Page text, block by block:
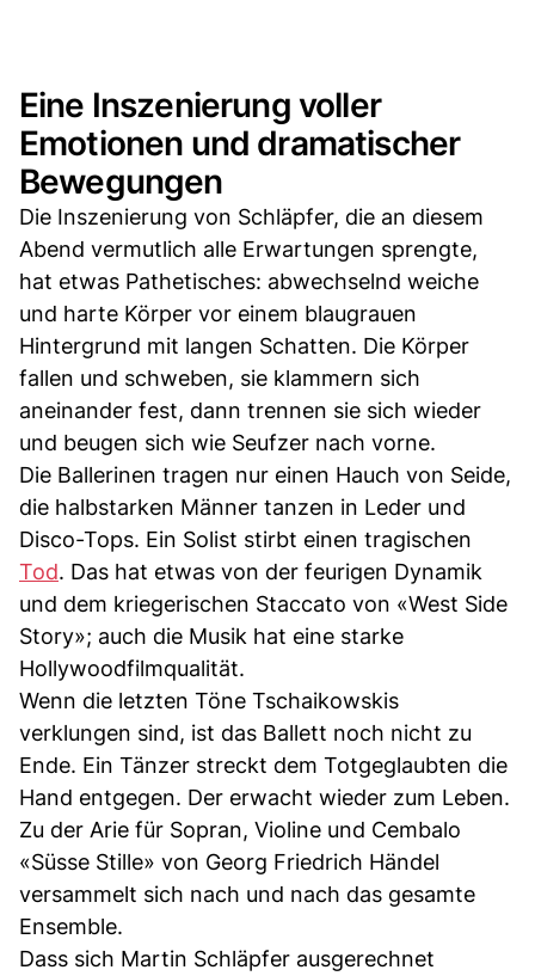
Eine Inszenierung voller
Emotionen und dramatischer
Bewegungen
Die Inszenierung von Schläpfer, die an diesem
Abend vermutlich alle Erwartungen sprengte,
hat etwas Pathetisches: abwechselnd weiche
und harte Körper vor einem blaugrauen
Hintergrund mit langen Schatten. Die Körper
fallen und schweben, sie klammern sich
aneinander fest, dann trennen sie sich wieder
und beugen sich wie Seufzer nach vorne.
Die Ballerinen tragen nur einen Hauch von Seide,
die halbstarken Männer tanzen in Leder und
Disco-Tops. Ein Solist stirbt einen tragischen
Tod. Das hat etwas von der feurigen Dynamik
und dem kriegerischen Staccato von «West Side
Story»; auch die Musik hat eine starke
Hollywoodfilmqualität.
Wenn die letzten Töne Tschaikowskis
verklungen sind, ist das Ballett noch nicht zu
Ende. Ein Tänzer streckt dem Totgeglaubten die
Hand entgegen. Der erwacht wieder zum Leben.
Zu der Arie für Sopran, Violine und Cembalo
«Süsse Stille» von Georg Friedrich Händel
versammelt sich nach und nach das gesamte
Ensemble.
Dass sich Martin Schläpfer ausgerechnet